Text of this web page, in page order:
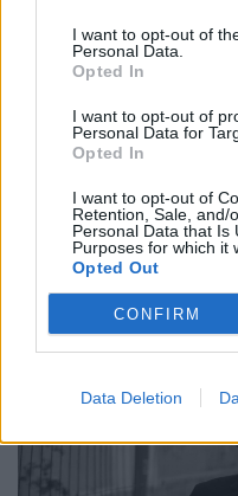
I want to opt-out of
Personal Data.
Opted In
I want to opt-out of
Personal Data for
Opted In
I want to opt-out of
Retention, Sale, and/
Personal Data that Is
Purposes for which it
Opted Out
CONFIRM
Data Deletion
Συνεντεύξεις
Ο Γιώργος
βουνό και η
24.02.26
Στο υβριδικό φιλμ "Το
μετατρέπει μια
πάνω στη δημιουργία, τη